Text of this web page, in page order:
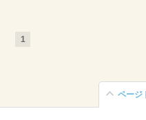
1
ページ